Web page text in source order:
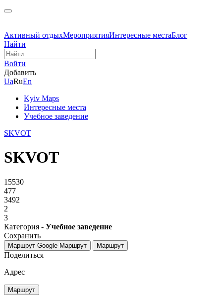
Активный отдыхМероприятияИнтересные местаБлог
Найти
Войти
Добавить
UaRuEn
Kyiv Maps
Интересные места
Учебное заведение
SKVOT
SKVOT
15530
477
3492
2
3
Категория - Учебное заведение
Сохранить
Маршрут Google Маршрут Маршрут
Поделиться
Адрес
Маршрут